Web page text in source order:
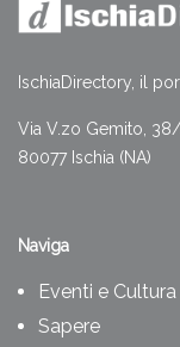
IschiaDirectory, il
Via V.zo Gemito,
80077 Ischia (NA)
Naviga
Eventi e Cultura
Sapere